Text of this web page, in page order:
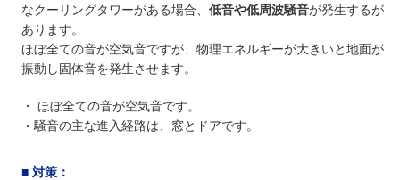
なクーリングタワーがある場合、 低音や低周波騒音が発生するが
あります。
ほぼ全ての音が空気音ですが、物理エネルギーが大きいと地面が
振動し固体音を発生させます。
・ ほぼ全ての音が空気音です。
・騒音の主な進入経路は、窓とドアです。
■ 対策 ：